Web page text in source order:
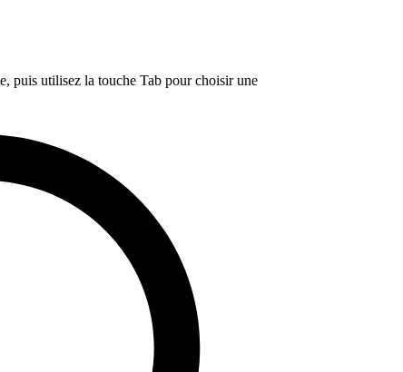
puis utilisez la touche Tab pour choisir une